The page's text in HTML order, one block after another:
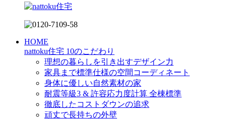
HOME
nattoku住宅 10のこだわり
理想の暮らしを引き出すデザイン力
家具まで標準仕様の空間コーディネート
身体に優しい自然素材の家
耐震等級3 & 許容応力度計算 全棟標準
徹底したコストダウンの追求
頑丈で長持ちの外壁